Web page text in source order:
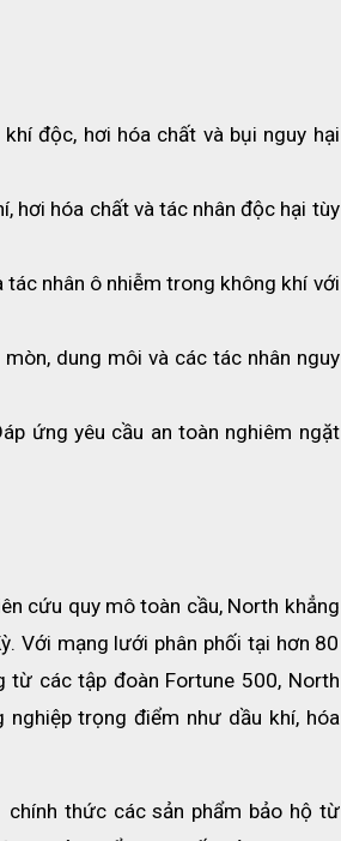
độc, hơi hóa chất và bụi nguy hại
hơi hóa chất và tác nhân độc hại tùy
tác nhân ô nhiễm trong không khí với
dung môi và các tác nhân nguy
ứng yêu cầu an toàn nghiêm ngặt
cứu quy mô toàn cầu, North khẳng
Với mạng lưới phân phối tại hơn 80
từ các tập đoàn Fortune 500, North
nghiệp trọng điểm như dầu khí, hóa
thức các sản phẩm bảo hộ từ